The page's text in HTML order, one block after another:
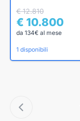
€ 12.810
€ 10.800
da 134€ al mese
1 disponibili